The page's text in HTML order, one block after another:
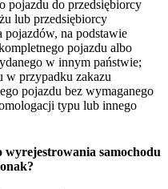
pojazdu do przedsiębiorcy
lub przedsiębiorcy
pojazdów, na podstawie
pojazdu albo
w innym państwie;
w przypadku zakazu
pojazdu bez wymaganego
typu lub innego
wyrejestrowania samochodu